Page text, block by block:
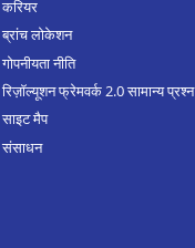
करियर
ब्रांच लोकेशन
गोपनीयता नीति
रिज़ॉल्यूशन फ्रेमवर्क 2.0 सामान्य प्रश्न
साइट मैप
संसाधन